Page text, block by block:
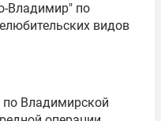
Владимир" по
видов
Владимирской